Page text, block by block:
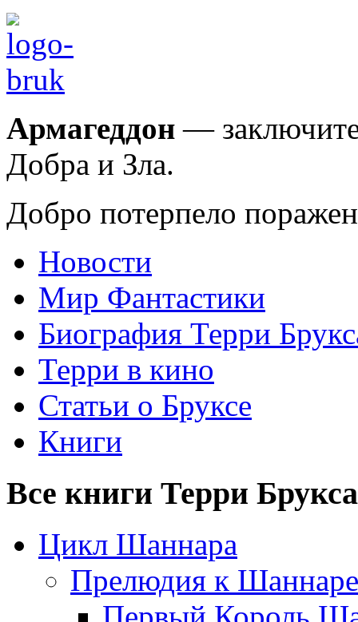
Армагеддон —
Добра и Зла.
Добро потерпело
Новости
Мир Фантастики
Биография Терри
Терри в кино
Статьи о Бруксе
Книги
Все книги Терри Брукса
Цикл Шаннара
Прелюдия к